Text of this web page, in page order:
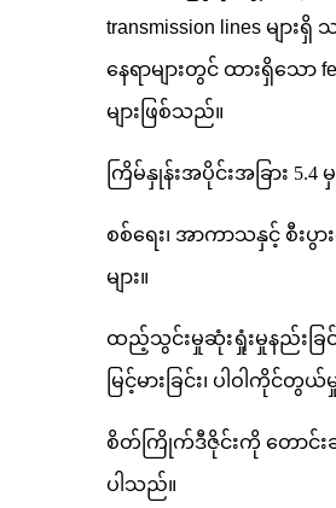
transmission lines မျာ
နေရာများတွင် ထားရှိသော
များဖြစ်သည်။
ကြိမ်နှုန်းအပိုင်းအခြား 5.4
စစ်ရေး၊ အာကာသနှင့် စီးပွာ
များ။
ထည့်သွင်းမှုဆုံးရှုံးမှုနည်းခြင်
မြင့်မားခြင်း၊ ပါဝါကိုင်တွယ်မှု
စိတ်ကြိုက်ဒီဇိုင်းကို တောင်း
ပါသည်။